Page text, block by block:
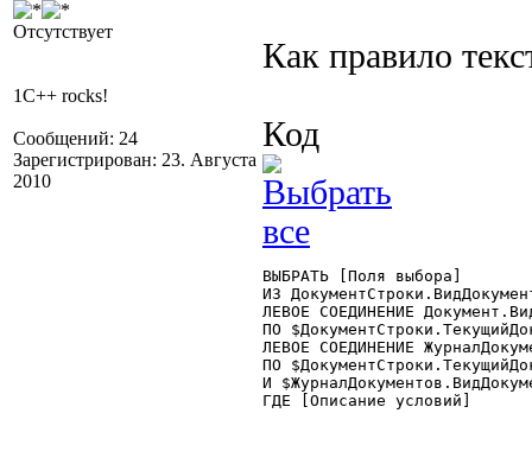
Отсутствует
1C++ rocks!
Сообщений: 24
Зарегистрирован: 23. Августа
2010
Как правило
Код
ВЫБРАТЬ [Поля выбора]
ИЗ
ЛЕВОЕ СОЕДИНЕНИЕ
ПО
ЛЕВОЕ СОЕДИНЕНИЕ
ПО
И
ГДЕ [Описание условий]